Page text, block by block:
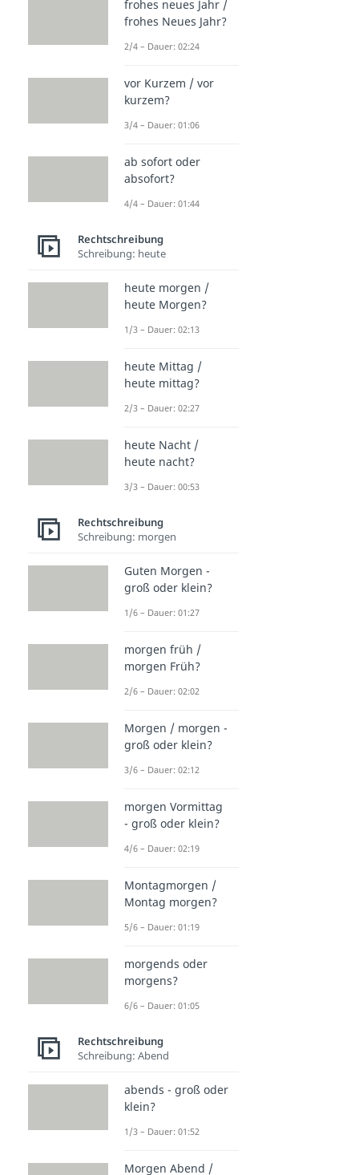
frohes neues Jahr /
frohes Neues Jahr?
2/4 – Dauer: 02:24
vor Kurzem / vor
kurzem?
3/4 – Dauer: 01:06
ab sofort oder
absofort?
4/4 – Dauer: 01:44
Rechtschreibung
Schreibung: heute
heute morgen /
heute Morgen?
1/3 – Dauer: 02:13
heute Mittag /
heute mittag?
2/3 – Dauer: 02:27
heute Nacht /
heute nacht?
3/3 – Dauer: 00:53
Rechtschreibung
Schreibung: morgen
Guten Morgen -
groß oder klein?
1/6 – Dauer: 01:27
morgen früh /
morgen Früh?
2/6 – Dauer: 02:02
Morgen / morgen -
groß oder klein?
3/6 – Dauer: 02:12
morgen Vormittag
- groß oder klein?
4/6 – Dauer: 02:19
Montagmorgen /
Montag morgen?
5/6 – Dauer: 01:19
morgends oder
morgens?
6/6 – Dauer: 01:05
Rechtschreibung
Schreibung: Abend
abends - groß oder
klein?
1/3 – Dauer: 01:52
Morgen Abend /